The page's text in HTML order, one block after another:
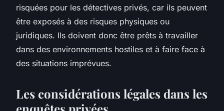
risquées pour les détectives privés, car ils peuvent
être exposés à des risques physiques ou
juridiques. Ils doivent donc être prêts à travailler
dans des environnements hostiles et à faire face à
des situations imprévues.
Les considérations légales dans les